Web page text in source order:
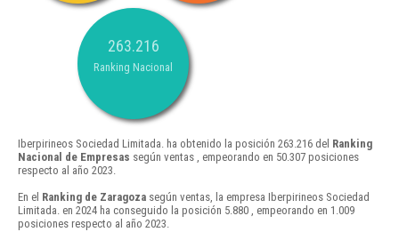
263.216
Ranking Nacional
Iberpirineos Sociedad Limitada. ha obtenido la posición 263.216 del Ranking
Nacional de Empresas según ventas , empeorando en 50.307 posiciones
respecto al año 2023.
En el Ranking de Zaragoza según ventas, la empresa Iberpirineos Sociedad
Limitada. en 2024 ha conseguido la posición 5.880 , empeorando en 1.009
posiciones respecto al año 2023.